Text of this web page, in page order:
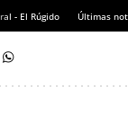
- El Rúgido Últimas